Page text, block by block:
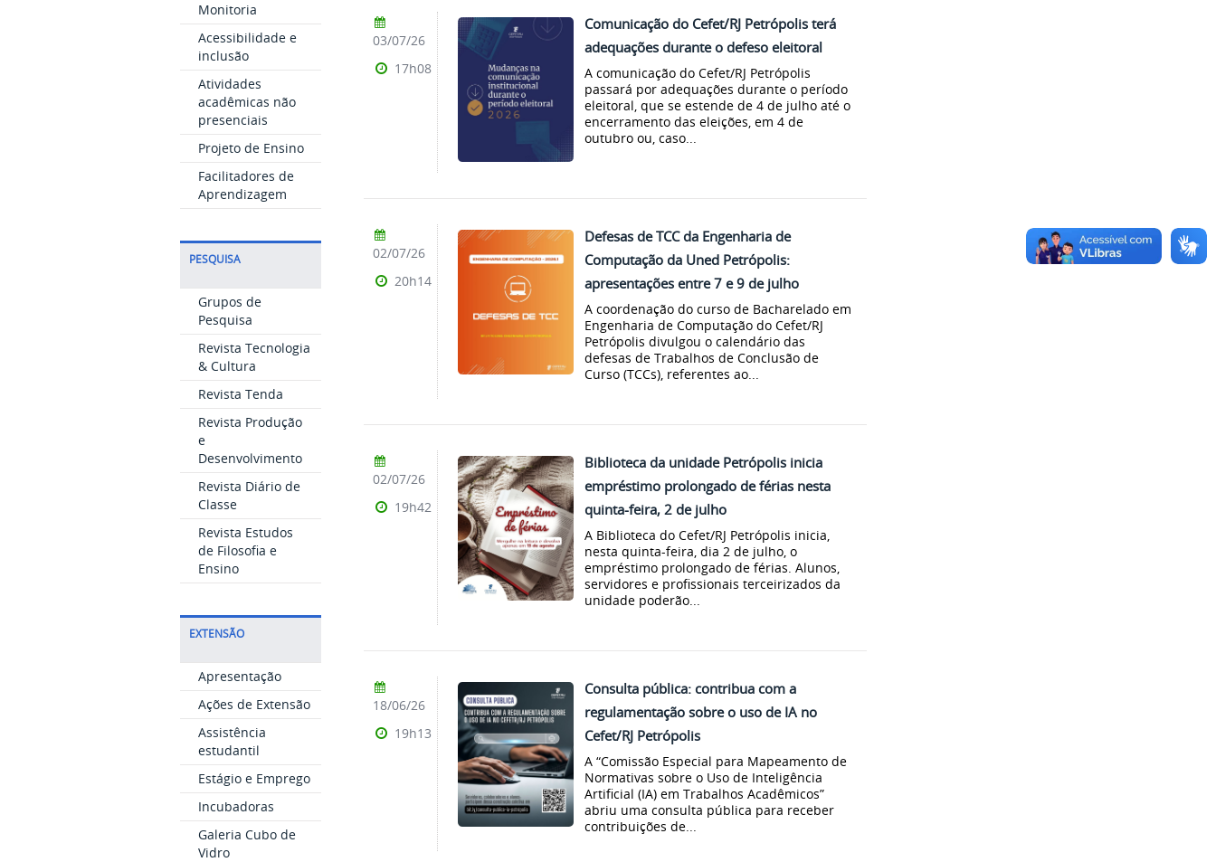
Monitoria
Acessibilidade e
inclusão
Atividades
acadêmicas não
presenciais
Projeto de Ensino
Facilitadores de
Aprendizagem
PESQUISA
Grupos de
Pesquisa
Revista Tecnologia
& Cultura
Revista Tenda
Revista Produção
e
Desenvolvimento
Revista Diário de
Classe
Revista Estudos
de Filosofia e
Ensino
EXTENSÃO
Apresentação
Ações de Extensão
Assistência
estudantil
Estágio e Emprego
Incubadoras
Galeria Cubo de
Vidro
Comunicação do Cefet/RJ Petrópolis terá
adequações durante o defeso eleitoral
A comunicação do Cefet/RJ Petrópolis
passará por adequações durante o período
eleitoral, que se estende de 4 de julho até o
encerramento das eleições, em 4 de
outubro ou, caso...
03/07/26
17h08
Defesas de TCC da Engenharia de
Computação da Uned Petrópolis:
apresentações entre 7 e 9 de julho
A coordenação do curso de Bacharelado em
Engenharia de Computação do Cefet/RJ
Petrópolis divulgou o calendário das
defesas de Trabalhos de Conclusão de
Curso (TCCs), referentes ao...
02/07/26
20h14
Biblioteca da unidade Petrópolis inicia
empréstimo prolongado de férias nesta
quinta-feira, 2 de julho
A Biblioteca do Cefet/RJ Petrópolis inicia,
nesta quinta-feira, dia 2 de julho, o
empréstimo prolongado de férias. Alunos,
servidores e profissionais terceirizados da
unidade poderão...
02/07/26
19h42
Consulta pública: contribua com a
regulamentação sobre o uso de IA no
Cefet/RJ Petrópolis
A “Comissão Especial para Mapeamento de
Normativas sobre o Uso de Inteligência
Artificial (IA) em Trabalhos Acadêmicos”
abriu uma consulta pública para receber
contribuições de...
18/06/26
19h13